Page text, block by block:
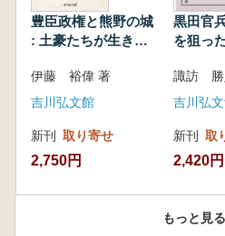
豊臣政権と熊野の城
: 土豪たちが生き抜
伊藤 裕偉 著
吉川弘文館
新刊 取り寄せ
2,750円
黒田官
を狙っ
諏訪 勝
吉川弘
新刊 取
2,420円
もっと見る